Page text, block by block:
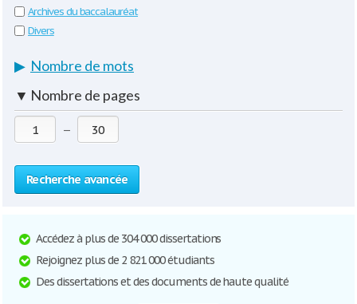
Archives du baccalauréat
Divers
▶ Nombre de mots
▼ Nombre de pages
—
Recherche avancée
Accédez à plus de 304 000 dissertations
Rejoignez plus de 2 821 000 étudiants
Des dissertations et des documents de haute qualité